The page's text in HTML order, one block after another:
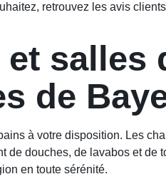
retrouvez les avis
salles
de
à votre disposition. Les
douches, de lavabos et de
en toute sérénité.